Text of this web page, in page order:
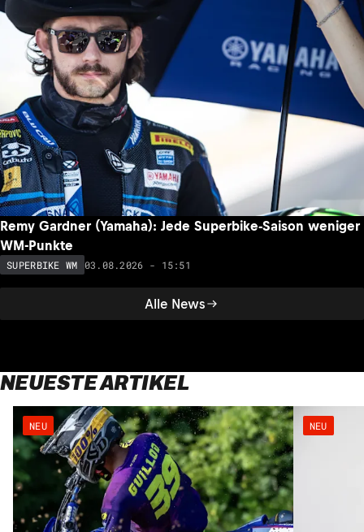
Alle News
Remy Gardner (Yamaha): Jede Superbike-Saison weniger
WM-Punkte
SUPERBIKE WM 03.08.2026 - 15:51
NEUESTE ARTIKEL
NEU NEU